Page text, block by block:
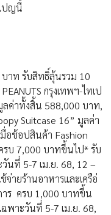
ปญนี้
าท รับสิทธิ์ลุ้นรวม 10
กรุงเทพฯ-ไทเป
ลค่าทั้งสิ้น 588,000 บาท,
Suitcase 16” มูลค่า
มื่อช้อปสินค้า Fashion
รบ 7,000 บาทขึ้นไป* รับ
นที่ 5-7 เม.ย. 68, 12 –
จ่ายร้านอาหารและเครือ่
าร ครบ 1,000 บาทขึ้น
พาะวันที่ 5-7 เม.ย. 68,